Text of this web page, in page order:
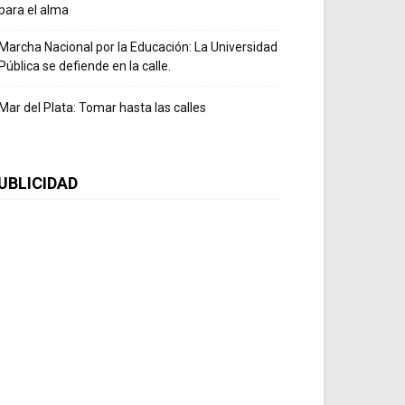
el alma
Nacional por la Educación: La Universidad
se defiende en la calle.
del Plata: Tomar hasta las calles